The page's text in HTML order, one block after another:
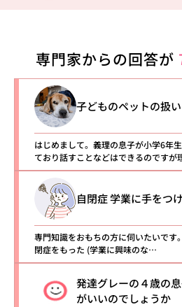
専門家からの回答が
子どものペットの扱
はじめまして。義理の息子が小学6年
ており話すことなどはできるのです
自閉症 学業に手をつ
専門知識をおもちの方に伺いたいです
閉症をもった (学業に興味のな…
発達グレーの４歳の
がいいのでしょうか